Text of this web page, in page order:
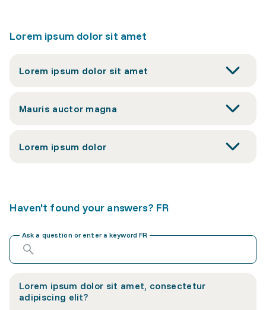
Lorem ipsum dolor sit amet
Lorem ipsum dolor sit amet
Mauris auctor magna
Lorem ipsum dolor
Haven't found your answers? FR
Ask a question or enter a keyword FR
Lorem ipsum dolor sit amet, consectetur
adipiscing elit?